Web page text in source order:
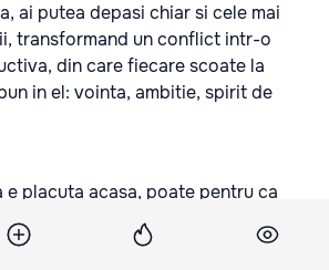
ai putea depasi chiar si cele mai
transformand un conflict intr-o
din care fiecare scoate la
in el: vointa, ambitie, spirit de
e placuta acasa, poate pentru ca
are probleme si sunteti cu totii
tensionata creata de el. Sunt griji